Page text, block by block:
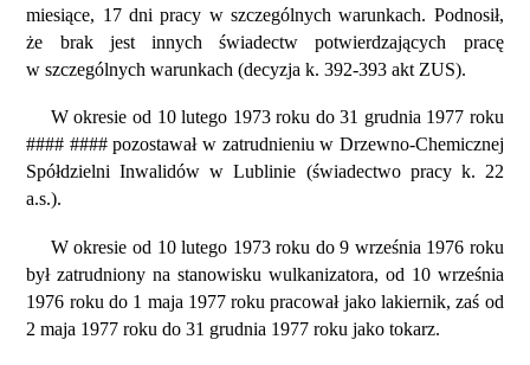
miesiące, 17 dni pracy w szczególnych warunkach. Podnosił,
że brak jest innych świadectw potwierdzających pracę
w szczególnych warunkach (decyzja k. 392-393 akt ZUS).
W okresie od 10 lutego 1973 roku do 31 grudnia 1977 roku
#### #### pozostawał w zatrudnieniu w Drzewno-Chemicznej
Spółdzielni Inwalidów w Lublinie (świadectwo pracy k. 22
a.s.).
W okresie od 10 lutego 1973 roku do 9 września 1976 roku
był zatrudniony na stanowisku wulkanizatora, od 10 września
1976 roku do 1 maja 1977 roku pracował jako lakiernik, zaś od
2 maja 1977 roku do 31 grudnia 1977 roku jako tokarz.